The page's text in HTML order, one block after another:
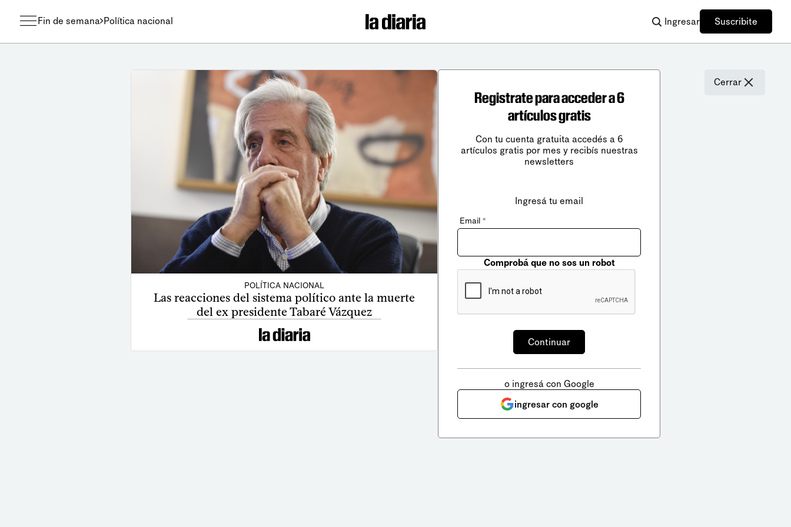
Fin de semana Política nacional Ingresar Suscribite
POLÍTICA NACIONAL
Las reacciones del sistema político ante la muerte
del ex presidente Tabaré Vázquez
Cerrar
Registrate para acceder a 6
artículos gratis
Con tu cuenta gratuita accedés a 6
artículos gratis por mes y recibís nuestras
newsletters
Ingresá tu email
Email *
Comprobá que no sos un robot
o ingresá con Google
ingresar con google